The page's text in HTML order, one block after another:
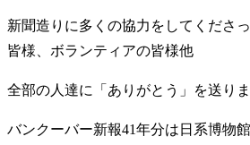
新聞造りに多くの協力をしてくださ
皆様、ボランティアの皆様他
全部の人達に「ありがとう」を送りま
バンクーバー新報41年分は日系博物